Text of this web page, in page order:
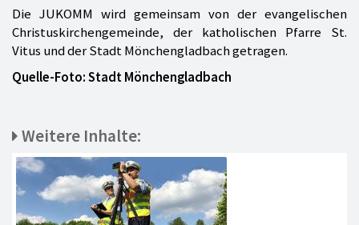
Die JUKOMM wird gemeinsam von der evangelischen
Christuskirchengemeinde, der katholischen Pfarre St.
Vitus und der Stadt Mönchengladbach getragen.
Quelle-Foto: Stadt Mönchengladbach
Weitere Inhalte: